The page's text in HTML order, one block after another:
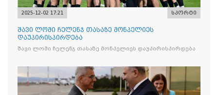
2025-12-02 17:21 სპორტი
შავი ლომი ჩელენჯ თასაზე მონპელიეს
დაუპირისპირდება
შავი ლომი ჩელენჯ თასაზე მონპელიეს დაუპირისპირდება